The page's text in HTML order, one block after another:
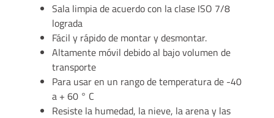
Sala limpia de acuerdo con la clase ISO 7/8
lograda
Fácil y rápido de montar y desmontar.
Altamente móvil debido al bajo volumen de
transporte
Para usar en un rango de temperatura de -40
a + 60 ° C
Resiste la humedad, la nieve, la arena y las